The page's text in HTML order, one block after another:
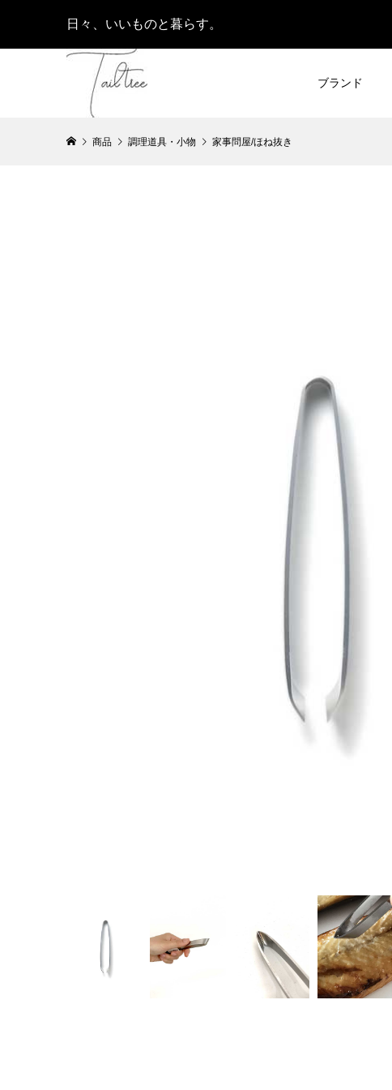
日々、いいものと暮らす。
ブランド
商品 調理道具・小物 家事問屋/ほね抜き